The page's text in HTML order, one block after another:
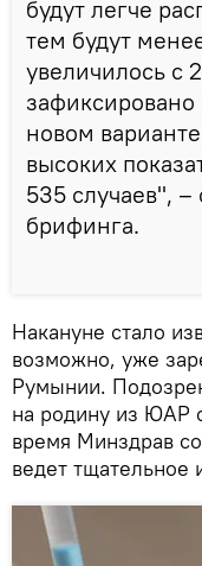
будут легче
тем будут
увеличилось с
зафиксировано
новом
высоких
535 случаев", –
брифинга.
Накануне стало
возможно, уже
Румынии.
на родину из ЮАР
время Минздрав
ведет тщательное